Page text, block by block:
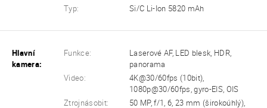
Typ:
Si/C Li-Ion 5820 mAh
Hlavní
kamera:
Funkce:
Laserové AF, LED blesk, HDR,
panorama
Video:
4K@30/60fps (10bit),
1080p@30/60fps, gyro-EIS, OIS
Ztrojnásobit:
50 MP, f/1, 6, 23 mm (širokoúhlý),